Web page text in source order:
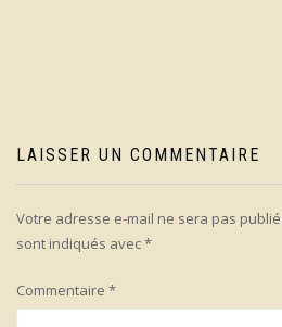
LAISSER UN COMMENTAIRE
Votre adresse e-mail ne sera pas
sont indiqués avec*
Commentaire *